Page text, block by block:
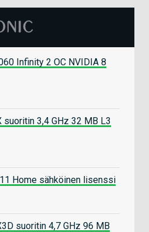
Infinity 2 OC NVIDIA 8
3,4 GHz 32 MB L3
Home sähköinen lisenssi
suoritin 4,7 GHz 96 MB